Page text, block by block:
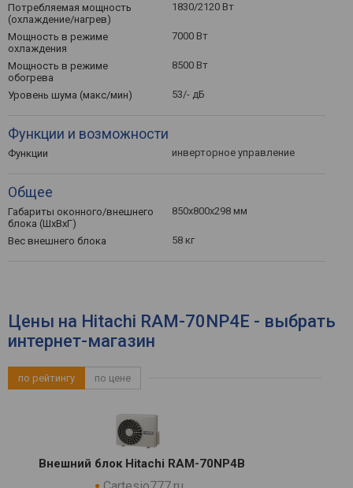
Потребляемая мощность
(охлаждение/нагрев)
1830/2120 Вт
Мощность в режиме
охлаждения
7000 Вт
Мощность в режиме
обогрева
8500 Вт
Уровень шума (макс/мин) 53/- дБ
Функции и возможности
Функции инверторное управление
Общее
Габариты оконного/внешнего
блока (ШхВхГ)
850x800x298 мм
Вес внешнего блока 58 кг
Цены на Hitachi RAM-70NP4E - выбрать
интернет-магазин
по рейтингу по цене
Внешний блок Hitachi RAM-70NP4B